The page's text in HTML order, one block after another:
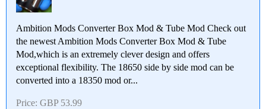
Ambition Mods Converter Box Mod & Tube Mod Check out
the newest Ambition Mods Converter Box Mod & Tube
Mod,which is an extremely clever design and offers
exceptional flexibility. The 18650 side by side mod can be
converted into a 18350 mod or...
Price: GBP 53.99